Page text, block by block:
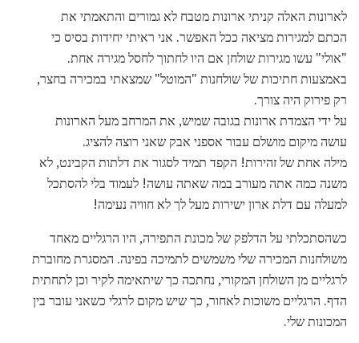
לארונות האלה קניתי ארונות מטבח לא גמורים והתאמתי את
הכתם למגירות מציאה ככל האפשר. אני ראיתי יחידות בסיס כי
"אולי" עשו מגירות שולחן אם היו לחתוך לחסל מגירה אחת.
באמצעות חתיכות של שולחנות "המוטל" שמצאתי במכירה בחצר,
רק פירוק היה צורך.
על ידי הצמדת ארונות בגובה שמיש, את המרחב מעל הארונות
עושה מיקום מושלם עבור אספני אבק שאני רוצה להציג.
מילה אחת של זהירות! הקפד תמיד לסגור את דלתות הקבינט, לא
משנה כמה אתה מעורב במה שאתה עושה! לעמוד בלי להסתכל
למעלה עם דלת ארון ישירות מעל לך לא חוויה נעימה!
כשהסתכלתי על הדלפק של מכונת התפירה, היו הרגליים מאחד
משולחנות המכירה שלי משמשים לתמיכה בפינה. המסגרת מחוברת
לרגליים מן השולחן המקורי, נחתכה כך שיתאימה לקיר וכן לתחתית
הדף. הרגליים משוכות לאחור, כך שיש מקום לרגלי כשאני עובר בין
המכונות שלי.